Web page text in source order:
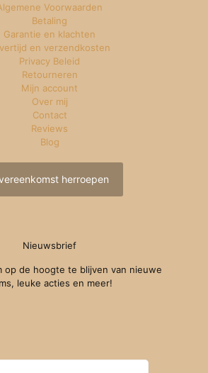
Voorwaarden
Betaling
Garantie en klachten
en verzendkosten
Privacy Beleid
Retourneren
Mijn account
Over mij
Contact
Reviews
Blog
herroepen
Nieuwsbrief
op de hoogte te blijven van nieuwe
leuke acties en meer!